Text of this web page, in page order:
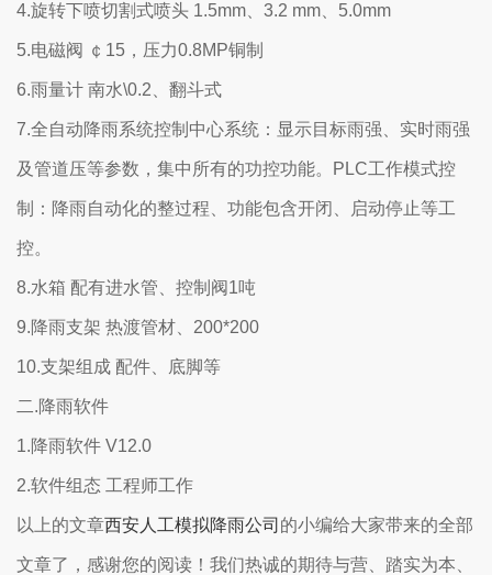
4.旋转下喷切割式喷头 1.5mm、3.2 mm、5.0mm
5.电磁阀 ￠15，压力0.8MP铜制
6.雨量计 南水\0.2、翻斗式
7.全自动降雨系统控制中心系统：显示目标雨强、实时雨强
及管道压等参数，集中所有的功控功能。PLC工作模式控
制：降雨自动化的整过程、功能包含开闭、启动停止等工
控。
8.水箱 配有进水管、控制阀1吨
9.降雨支架 热渡管材、200*200
10.支架组成 配件、底脚等
二.降雨软件
1.降雨软件 V12.0
2.软件组态 工程师工作
以上的文章西安人工模拟降雨公司 的小编给大家带来的全部
文章了，感谢您的阅读！我们热诚的期待与营、踏实为本、